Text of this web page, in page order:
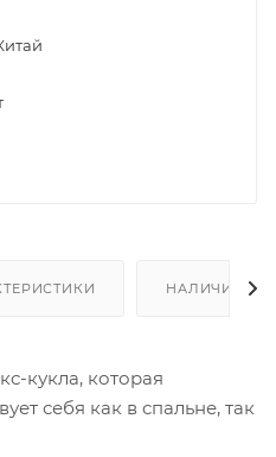
НАЛИЧИЕ
кукла, которая
себя как в спальне, так